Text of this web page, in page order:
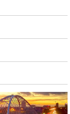
NGƯỜI HIỂU ĐÚNG